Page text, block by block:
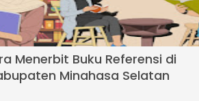
Menerbit Buku Referensi di
Minahasa Selatan